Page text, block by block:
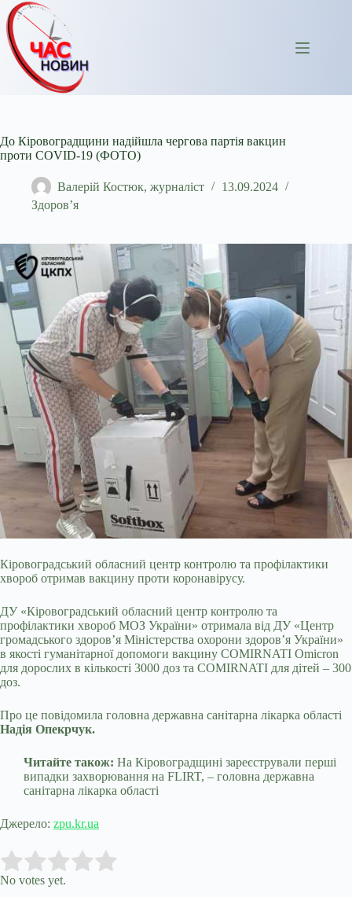
Перейти
до
вмісту
До Кіровоградщини надійшла чергова партія вакцин
проти COVID-19 (ФОТО)
Валерій Костюк, журналіст
13.09.2024
Здоров’я
Кіровоградський обласний центр контролю та профілактики
хвороб отримав вакцину проти коронавірусу.
ДУ «Кіровоградський обласний центр контролю та
профілактики хвороб МОЗ України» отримала від ДУ «Центр
громадського здоров’я Міністерства охорони здоров’я України»
в якості гуманітарної допомоги вакцину COMIRNATI Omicron
для дорослих в кількості 3000 доз та COMIRNATI для дітей – 300
доз.
Про це повідомила головна державна санітарна лікарка області
Надія Опекрчук.
Читайте також: На Кіровоградщині зареєстрували перші
випадки захворювання на FLІRT, – головна державна
санітарна лікарка області
Джерело: zpu.kr.ua
Rate this item:
No votes yet.